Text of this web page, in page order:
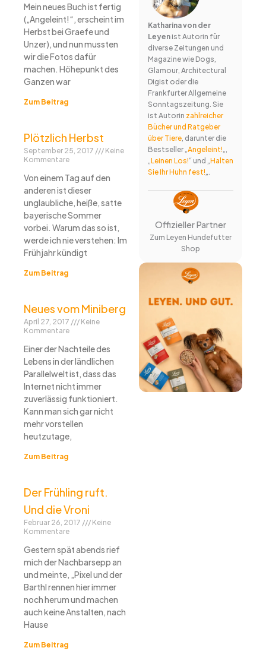
Mein neues Buch ist fertig
(„Angeleint!“, erscheint im
Herbst bei Graefe und
Unzer), und nun mussten
wir die Fotos dafür
machen. Höhepunkt des
Ganzen war
Zum Beitrag
Plötzlich Herbst
September 25, 2017
Keine
Kommentare
Von einem Tag auf den
anderen ist dieser
unglaubliche, heiße, satte
bayerische Sommer
vorbei. Warum das so ist,
werde ich nie verstehen: Im
Frühjahr kündigt
Zum Beitrag
Neues vom Miniberg
April 27, 2017
Keine
Kommentare
Einer der Nachteile des
Lebens in der ländlichen
Parallelwelt ist, dass das
Internet nicht immer
zuverlässig funktioniert.
Kann man sich gar nicht
mehr vorstellen
heutzutage,
Zum Beitrag
Der Frühling ruft.
Und die Vroni
Februar 26, 2017
Keine
Kommentare
Gestern spät abends rief
mich der Nachbarsepp an
und meinte, „Pixel und der
Barthl rennen hier immer
noch herum und machen
auch keine Anstalten, nach
Hause
Zum Beitrag
Katharina von der
Leyenist Autorin für
diverse Zeitungen und
Magazine wie Dogs,
Glamour, Architectural
Digist oder die
Frankfurter Allgemeine
Sonntagszeitung. Sie
ist Autorin zahlreicher
Bücher und Ratgeber
über Tiere, darunter die
Bestseller „Angeleint!„,
„Leinen Los!“ und „Halten
Sie Ihr Huhn fest!„.
Offizieller Partner
Zum Leyen Hundefutter
Shop